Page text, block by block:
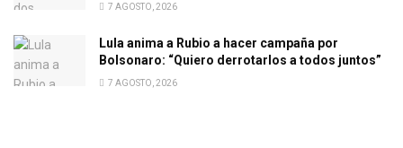
7 AGOSTO, 2026
Lula anima a Rubio a hacer campaña por
Bolsonaro: “Quiero derrotarlos a todos juntos”
7 AGOSTO, 2026